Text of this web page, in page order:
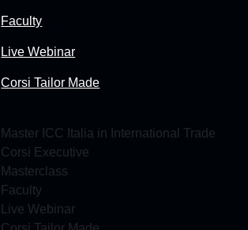
Faculty
Live Webinar
Corsi Tailor Made
Master ICC Italia in International Trade
Corsi Executive
Masterclass
Faculty
Live Webinar